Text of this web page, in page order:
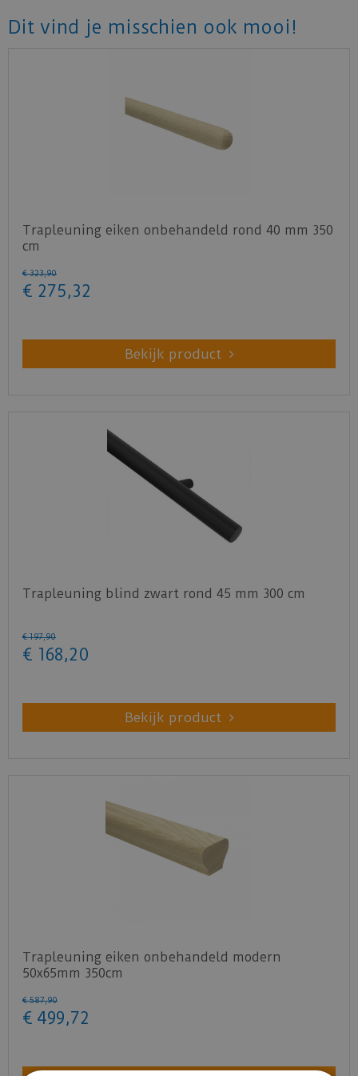
Dit vind je misschien ook mooi!
Trapleuning eiken onbehandeld rond 40 mm 350
cm
€ 323,90
€ 275,32
Bekijk product
Trapleuning blind zwart rond 45 mm 300 cm
€ 197,90
€ 168,20
Bekijk product
Trapleuning eiken onbehandeld modern
50x65mm 350cm
€ 587,90
€ 499,72